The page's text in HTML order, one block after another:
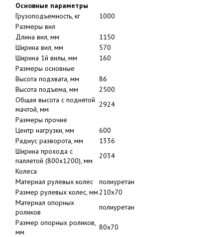
Основные параметры
Грузоподъемность, кг
1000
Размеры вил
Длина вил, мм
1150
Ширина вил, мм
570
Ширина 1й вилы, мм
160
Размеры основные
Высота подхвата, мм
86
Высота подъема, мм
2500
Общая высота с поднятой
мачтой, мм
2924
Размеры прочие
Центр нагрузки, мм
600
Радиус разворота, мм
1336
Ширина прохода с
паллетой (800х1200), мм
2034
Колеса
Материал рулевых колес
полиуретан
Размер рулевых колес, мм210x70
Материал опорных
роликов
полиуретан
Размер опорных роликов,
мм
80x70